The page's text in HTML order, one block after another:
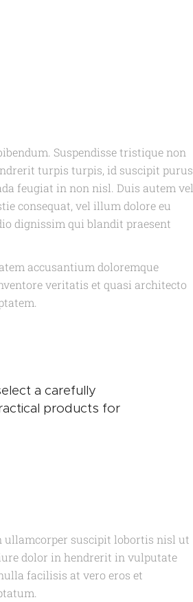
Suspendisse tristique non
turpis turpis, id suscipit purus
feugiat in non nisl. Duis autem vel
consequat, vel illum dolore eu
dignissim qui blandit praesent
accusantium doloremque
veritatis et quasi architecto
a carefully
products for
ullamcorper suscipit lobortis nisl ut
dolor in hendrerit in vulputate
facilisis at vero eros et